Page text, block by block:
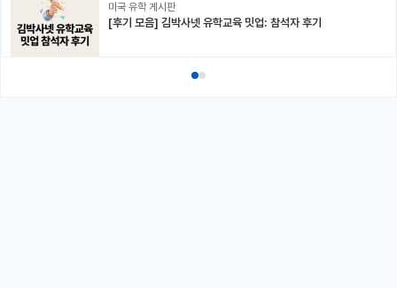
미국 유학 게시판
[후기 모음] 김박사넷 유학교육 밋업: 참석자 후기